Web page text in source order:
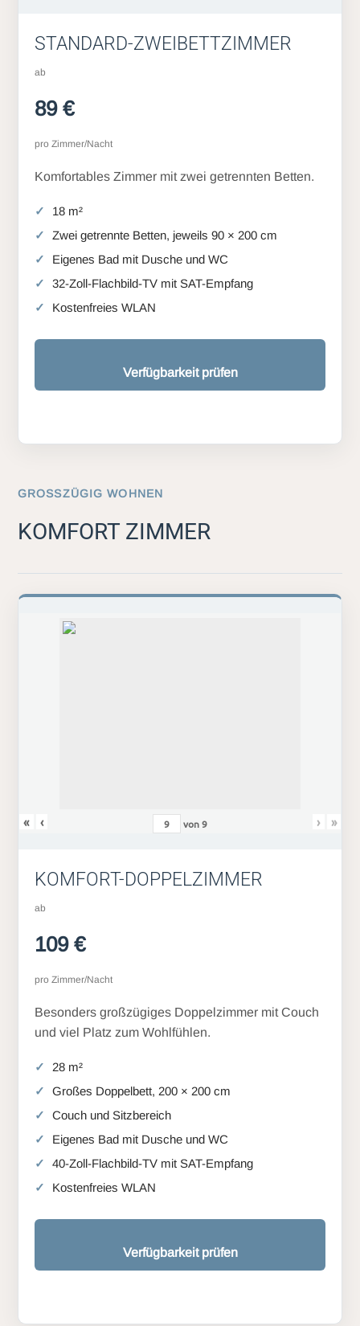
STANDARD-ZWEIBETTZIMMER
ab
89 €
pro Zimmer/Nacht
Komfortables Zimmer mit zwei getrennten Betten.
18 m²
Zwei getrennte Betten, jeweils 90 × 200 cm
Eigenes Bad mit Dusche und WC
32-Zoll-Flachbild-TV mit SAT-Empfang
Kostenfreies WLAN
Verfügbarkeit prüfen
GROSSZÜGIG WOHNEN
KOMFORT ZIMMER
« ‹ von9 › »
KOMFORT-DOPPELZIMMER
ab
109 €
pro Zimmer/Nacht
Besonders großzügiges Doppelzimmer mit Couch
und viel Platz zum Wohlfühlen.
28 m²
Großes Doppelbett, 200 × 200 cm
Couch und Sitzbereich
Eigenes Bad mit Dusche und WC
40-Zoll-Flachbild-TV mit SAT-Empfang
Kostenfreies WLAN
Verfügbarkeit prüfen